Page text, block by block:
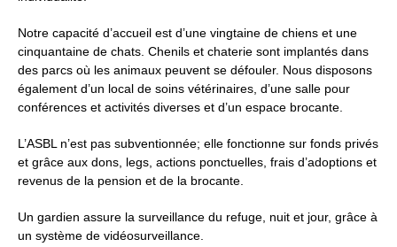
Notre capacité d’accueil est d’une vingtaine de chiens et une
cinquantaine de chats. Chenils et chaterie sont implantés dans
des parcs où les animaux peuvent se défouler. Nous disposons
également d’un local de soins vétérinaires, d’une salle pour
conférences et activités diverses et d’un espace brocante.
L’ASBL n’est pas subventionnée; elle fonctionne sur fonds privés
et grâce aux dons, legs, actions ponctuelles, frais d’adoptions et
revenus de la pension et de la brocante.
Un gardien assure la surveillance du refuge, nuit et jour, grâce à
un système de vidéosurveillance.